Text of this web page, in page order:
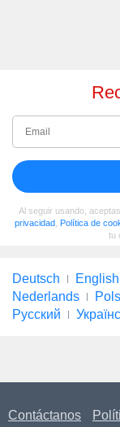
Al seguir usando,
privacidad, Política de
tu
Deutsch English
Nederlands
Русский
Contáctanos